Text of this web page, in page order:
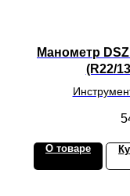
Манометр
(R22/
О товаре